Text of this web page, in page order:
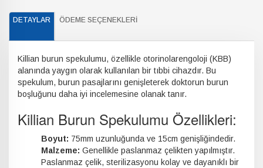
DETAYLAR ÖDEME SEÇENEKLERI
Killian burun spekulumu, özellikle otorinolarengoloji (KBB)
alanında yaygın olarak kullanılan bir tıbbi cihazdır. Bu
spekulum, burun pasajlarını genişleterek doktorun burun
boşluğunu daha iyi incelemesine olanak tanır.
Killian Burun Spekulumu Özellikleri:
Boyut: 75mm uzunluğunda ve 15cm genişliğindedir.
Malzeme: Genellikle paslanmaz çelikten yapılmıştır.
Paslanmaz çelik, sterilizasyonu kolay ve dayanıklı bir